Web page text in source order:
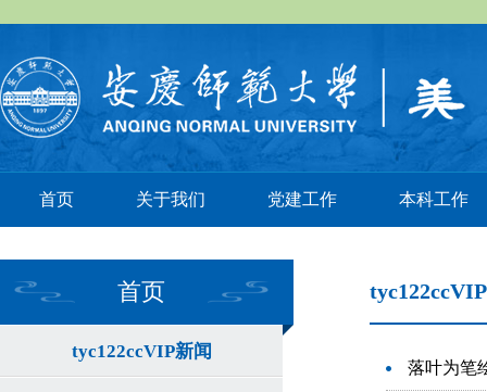
首页 关于我们 党建工作 本科工作
首页
tyc122ccVIP新闻
落叶为笔